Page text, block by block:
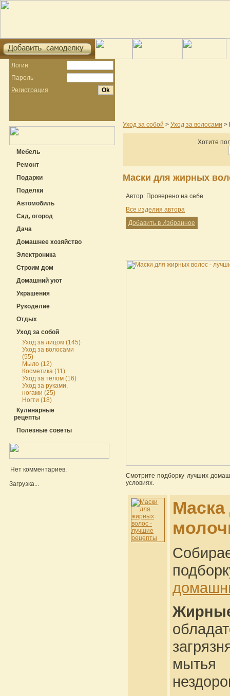
Логин
Пароль
Регистрация
Мебель
Ремонт
Подарки
Поделки
Автомобиль
Сад, огород
Дача
Домашнее хозяйство
Электроника
Строим дом
Домашний уют
Украшения
Рукоделие
Отдых
Уход за собой
Уход за лицом (145)
Уход за волосами
(55)
Мыло (12)
Косметика (11)
Уход за телом (16)
Уход за руками,
ногами (25)
Ногти (18)
Кулинарные
рецепты
Полезные советы
Нет комментариев.
Загрузка...
Уход за собой > Уход за волосами >
Хотите
Маски для жирных
Автор: Проверено на себе
Все изделия автора
Добавить в Избранное
Смотрите подборку лучших
условиях.
мытья